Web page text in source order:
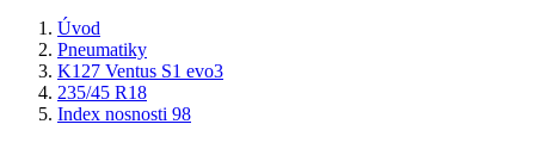
Úvod
Pneumatiky
K127 Ventus S1 evo3
235/45 R18
Index nosnosti 98